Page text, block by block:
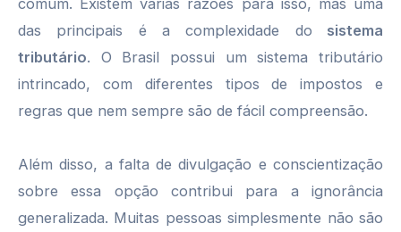
comum. Existem várias razões para isso, mas uma
das principais é a complexidade do sistema
tributário. O Brasil possui um sistema tributário
intrincado, com diferentes tipos de impostos e
regras que nem sempre são de fácil compreensão.
Além disso, a falta de divulgação e conscientização
sobre essa opção contribui para a ignorância
generalizada. Muitas pessoas simplesmente não são